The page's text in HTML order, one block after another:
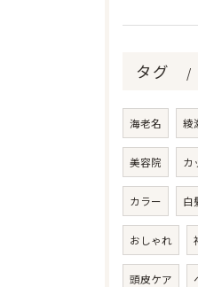
タグ
海老名 綾
美容院 カ
カラー 白
おしゃれ
頭皮ケア